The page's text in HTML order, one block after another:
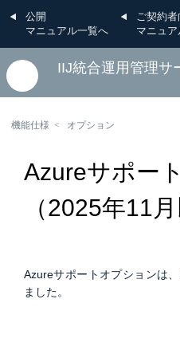
公開
マニュアル一覧へ
ご契約者
マニュ
IIJ統合運用管理サ
機能仕様 オプション
Azureサポー
（2025年11月
Azureサポートオプションは
ました。